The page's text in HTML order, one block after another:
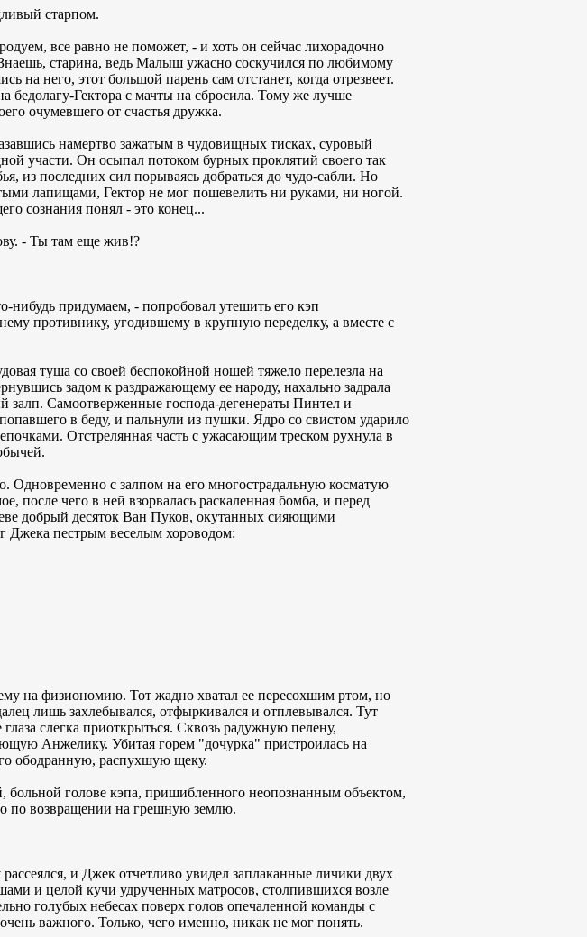
старпом.
все равно не поможет, - и хоть он сейчас лихорадочно
старина, ведь Малыш ужасно соскучился по любимому
на него, этот большой парень сам отстанет, когда отрезвеет.
Гектора с мачты на сбросила. Тому же лучше
очумевшего от счастья дружка.
намертво зажатым в чудовищных тисках, суровый
участи. Он осыпал потоком бурных проклятий своего так
из последних сил порываясь добраться до чудо-сабли. Но
лапищами, Гектор не мог пошевелить ни руками, ни ногой.
сознания понял - это конец...
- Ты там еще жив!?
нибудь придумаем, - попробовал утешить его кэп
противнику, угодившему в крупную переделку, а вместе с
туша со своей беспокойной ношей тяжело перелезла на
задом к раздражающему ее народу, нахально задрала
Самоотверженные господа-дегенераты Пинтел и
в беду, и пальнули из пушки. Ядро со свистом ударило
Отстрелянная часть с ужасающим треском рухнула в
Одновременно с залпом на его многострадальную косматую
после чего в ней взорвалась раскаленная бомба, и перед
добрый десяток Ван Пуков, окутанных сияющими
Джека пестрым веселым хороводом:
на физиономию. Тот жадно хватал ее пересохшим ртом, но
лишь захлебывался, отфыркивался и отплевывался. Тут
слегка приоткрыться. Сквозь радужную пелену,
Анжелику. Убитая горем "дочурка" пристроилась на
ободранную, распухшую щеку.
голове кэпа, пришибленного неопознанным объектом,
по возвращении на грешную землю.
и Джек отчетливо увидел заплаканные личики двух
и целой кучи удрученных матросов, столпившихся возле
голубых небесах поверх голов опечаленной команды с
важного. Только, чего именно, никак не мог понять.